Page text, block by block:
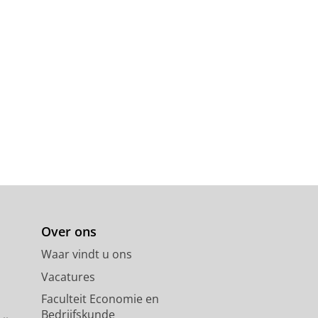
Over ons
Waar vindt u ons
Vacatures
Faculteit Economie en
Bedrijfskunde